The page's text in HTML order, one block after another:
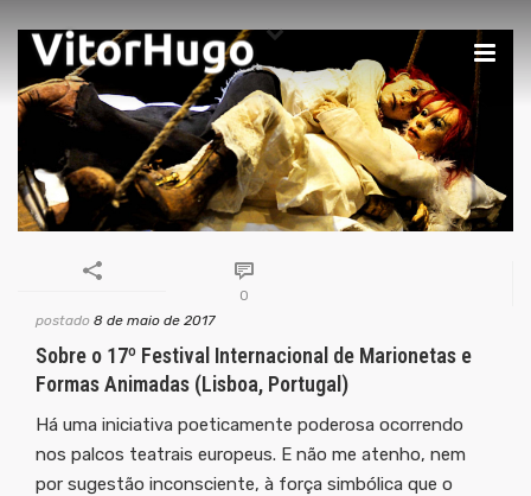
0
postado 8 de maio de 2017
Sobre o 17º Festival Internacional de Marionetas e
Formas Animadas (Lisboa, Portugal)
Há uma iniciativa poeticamente poderosa ocorrendo
nos palcos teatrais europeus. E não me atenho, nem
por sugestão inconsciente, à força simbólica que o